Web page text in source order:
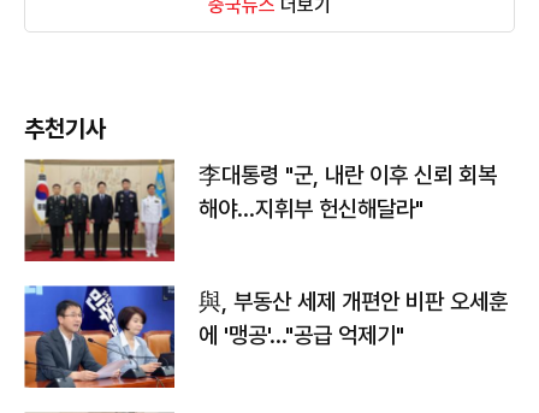
중국뉴스 더보기
추천기사
李대통령 "군, 내란 이후 신뢰 회복
해야…지휘부 헌신해달라"
與, 부동산 세제 개편안 비판 오세훈
에 '맹공'…"공급 억제기"